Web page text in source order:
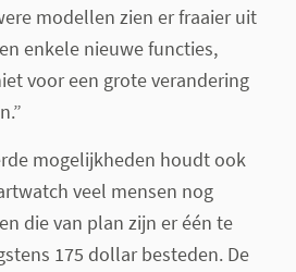
modellen zien er fraaier uit
enkele nieuwe functies,
voor een grote verandering
mogelijkheden houdt ook
veel mensen nog
die van plan zijn er één te
175 dollar besteden. De